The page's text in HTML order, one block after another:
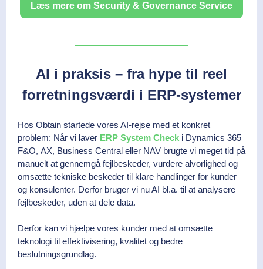
Læs mere om Security & Governance Service
AI i praksis – fra hype til reel
forretningsværdi i ERP-systemer
Hos Obtain startede vores AI-rejse med et konkret
problem: Når vi laver ERP System Check i Dynamics 365
F&O, AX, Business Central eller NAV brugte vi meget tid på
manuelt at gennemgå fejlbeskeder, vurdere alvorlighed og
omsætte tekniske beskeder til klare handlinger for kunder
og konsulenter. Derfor bruger vi nu AI bl.a. til at analysere
fejlbeskeder, uden at dele data.
Derfor kan vi hjælpe vores kunder med at omsætte
teknologi til effektivisering, kvalitet og bedre
beslutningsgrundlag.